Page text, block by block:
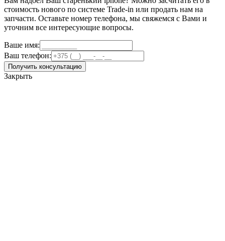
стоимость нового по системе Trade-in или продать нам на
запчасти. Оставьте номер телефона, мы свяжемся с Вами и
уточним все интересующие вопросы.
Ваше имя:
Ваш телефон:
Получить консультацию
Закрыть